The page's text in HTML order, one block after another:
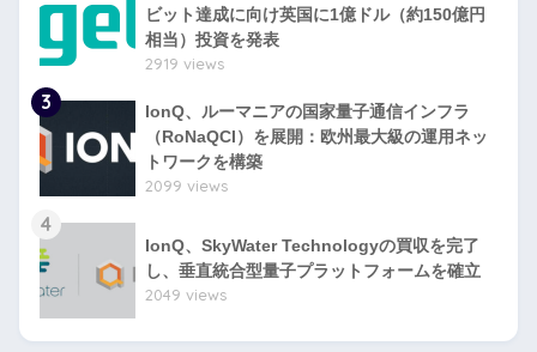
ビット達成に向け英国に1億ドル（約150億円
相当）投資を発表
2919 views
3
IonQ、ルーマニアの国家量子通信インフラ
（RoNaQCI）を展開：欧州最大級の運用ネッ
トワークを構築
2099 views
4
IonQ、SkyWater Technologyの買収を完了
し、垂直統合型量子プラットフォームを確立
2049 views